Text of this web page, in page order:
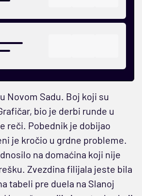
Novom Sadu. Boj koji su
bio je derbi runde u
reči. Pobednik je dobijao
je kročio u grdne probleme.
na domaćina koji nije
Zvezdina filijala jeste bila
tabeli pre duela na Slanoj